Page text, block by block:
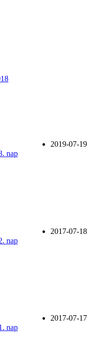
2019-07-19
2017-07-18
2017-07-17